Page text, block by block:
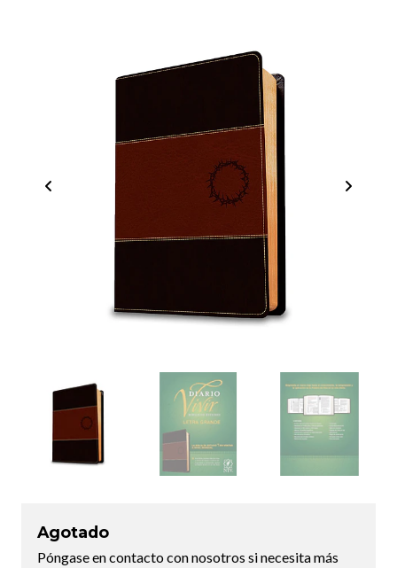
Agotado
Póngase en contacto con nosotros si necesita más